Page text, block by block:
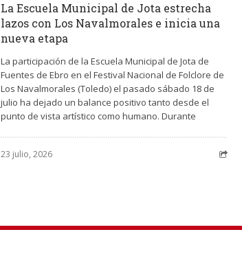
La Escuela Municipal de Jota estrecha
lazos con Los Navalmorales e inicia una
nueva etapa
La participación de la Escuela Municipal de Jota de
Fuentes de Ebro en el Festival Nacional de Folclore de
Los Navalmorales (Toledo) el pasado sábado 18 de
julio ha dejado un balance positivo tanto desde el
punto de vista artístico como humano. Durante
23 julio, 2026